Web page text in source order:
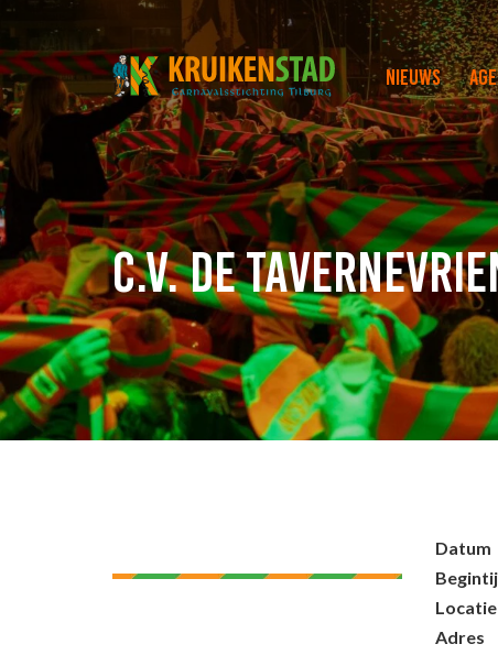
Nieuws
C.V. de
Datum
Locatie
Adres